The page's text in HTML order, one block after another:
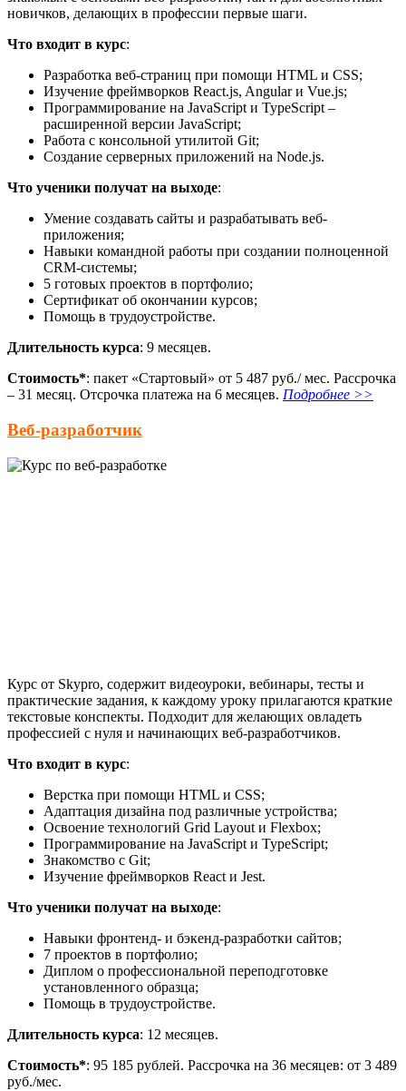
новичков, делающих в профессии первые шаги.
Что входит в курс:
Разработка веб-страниц при помощи HTML и CSS;
Изучение фреймворков React.js, Angular и Vue.js;
Программирование на JavaScript и TypeScript –
расширенной версии JavaScript;
Работа с консольной утилитой Git;
Создание серверных приложений на Node.js.
Что ученики получат на выходе:
Умение создавать сайты и разрабатывать веб-
приложения;
Навыки командной работы при создании полноценной
CRM-системы;
5 готовых проектов в портфолио;
Сертификат об окончании курсов;
Помощь в трудоустройстве.
Длительность курса: 9 месяцев.
Стоимость*: пакет «Стартовый» от 5 487 руб./ мес. Рассрочка
– 31 месяц. Отсрочка платежа на 6 месяцев. Подробнее >>
Веб-разработчик
Курс от Skypro, содержит видеоуроки, вебинары, тесты и
практические задания, к каждому уроку прилагаются краткие
текстовые конспекты. Подходит для желающих овладеть
профессией с нуля и начинающих веб-разработчиков.
Что входит в курс:
Верстка при помощи HTML и CSS;
Адаптация дизайна под различные устройства;
Освоение технологий Grid Layout и Flexbox;
Программирование на JavaScript и TypeScript;
Знакомство с Git;
Изучение фреймворков React и Jest.
Что ученики получат на выходе:
Навыки фронтенд- и бэкенд-разработки сайтов;
7 проектов в портфолио;
Диплом о профессиональной переподготовке
установленного образца;
Помощь в трудоустройстве.
Длительность курса: 12 месяцев.
Стоимость*: 95 185 рублей. Рассрочка на 36 месяцев: от 3 489
руб./мес.